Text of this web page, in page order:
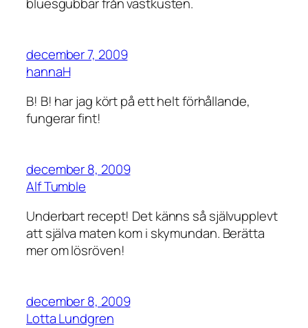
bluesgubbar från västkusten.
december 7, 2009
hannaH
B! B! har jag kört på ett helt förhållande,
fungerar fint!
december 8, 2009
Alf Tumble
Underbart recept! Det känns så självupplevt
att själva maten kom i skymundan. Berätta
mer om lösröven!
december 8, 2009
Lotta Lundgren